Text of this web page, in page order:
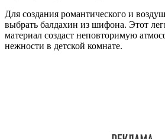
Для создания романтического и
выбрать балдахин из шифона. Этот
материал создаст неповторимую
нежности в детской комнате.